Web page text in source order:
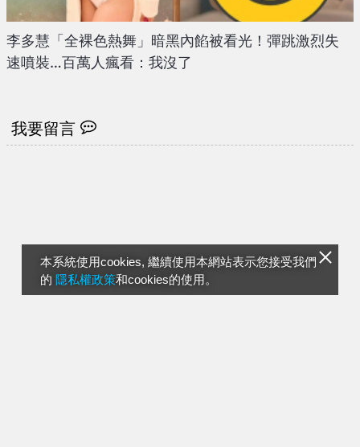
本系統使用cookies, 繼續使用本網站表示您接受我們
的 隱私權政策和cookies的使用。
李多慧「全裸色熱舞」暗黑內餡被看光！彈跳激烈失
速噴裝…百萬人瘋看：我沒了
我要留言